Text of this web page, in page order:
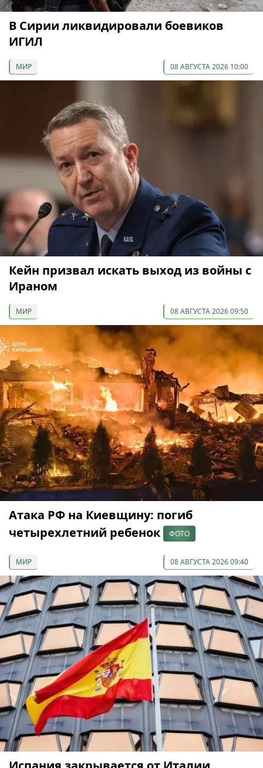
В Сирии ликвидировали боевиков
ИГИЛ
МИР 08 АВГУСТА 2026 10:00
Кейн призвал искать выход из войны с
Ираном
МИР 08 АВГУСТА 2026 09:50
Атака РФ на Киевщину: погиб
четырехлетний ребенок
ФОТО
МИР 08 АВГУСТА 2026 09:40